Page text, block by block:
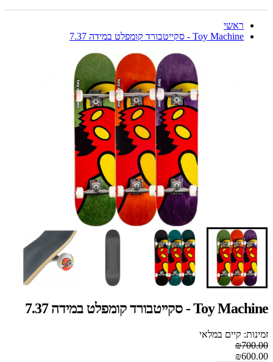
ראשי
Toy Machine - סקייטבורד קומפלט במידה 7.37
Toy Machine - סקייטבורד קומפלט במידה 7.37
זמינות: קיים במלאי
₪700.00
₪600.00